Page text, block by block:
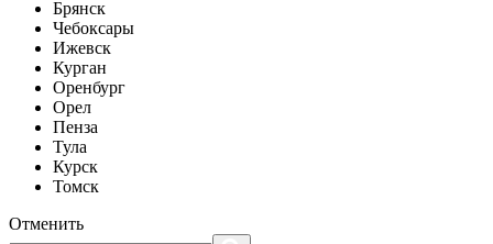
Брянск
Чебоксары
Ижевск
Курган
Оренбург
Орел
Пенза
Тула
Курск
Томск
Отменить